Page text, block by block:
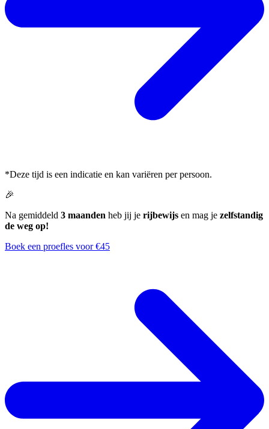
*Deze tijd is een indicatie en kan variëren per persoon.
🎉
Na gemiddeld 3 maanden heb jij je rijbewijs en mag je zelfstandig
de weg op!
Boek een proefles voor €45